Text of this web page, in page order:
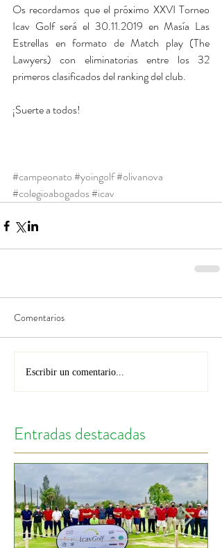
Os recordamos que el próximo XXVI Torneo
Icav Golf será el 30.11.2019 en Masía Las
Estrellas en formato de Match play (The
Lawyers) con eliminatorias entre los 32
primeros clasificados del ranking del club.
¡Suerte a todos!
#campeonato#yoingolf#olivanova
#colegioabogados#icav
Comentarios
Escribir un comentario...
Entradas destacadas